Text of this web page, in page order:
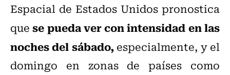
Espacial de Estados Unidos pronostica
quese pueda ver con intensidad en las
noches del sábado,especialmente, y el
domingo en zonas de países como